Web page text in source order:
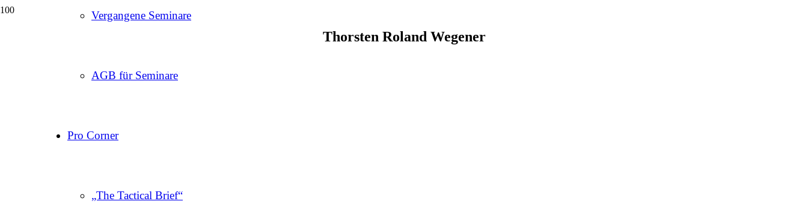
Vergangene Seminare
AGB für Seminare
Pro Corner
„The Tactical Brief“
Thorsten Roland Wegener